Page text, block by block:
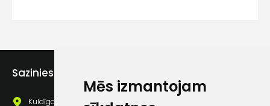
Mēs izmantojam
Sazinies ar mums
Kuldīgas iela 69a, Saldus, Saldus nov., LV - 3801
Piekrītu saņemt
pastā